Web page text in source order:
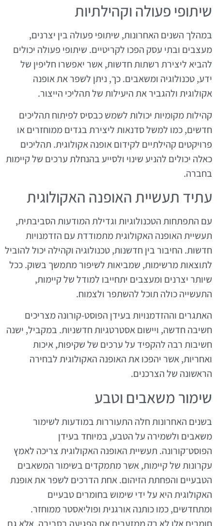
שיתופי פעולה וקהילתיות
במהלך השנים האחרונות, שיתופי פעולה בין יצרנים,
מעצבים ובתי עסק הפכו לקריטיים. שיתופי פעולה יכולים
להביא ליצירת רשתות חדשות, אשר יאפשרו חליפין של
ידע, טכנולוגיה ומשאבים. כך, ניתן לשפר את אופנה
אקולוגית ולהגביר את היעילות של תהליכי הייצור.
קהילות מקומיות יכולות לשמש כבסיס לפיתוח תהליכים
חדשים, כמו למשל סדנאות ליצירת בגדים ממוחזרים או
פרויקטים קהילתיים לקידום אופנה אקולוגית. תהליכים
כאלה יכולים להניע שינוי ולסייע בהנחלת ערכים של קיימות
בחברה.
עתיד תעשיית האופנה האקולוגית
עם התפתחות הטכנולוגיות וגדילת המודעות הסביבתית,
תעשיית האופנה האקולוגית מתמודדת עם הזדמנויות
חדשות. החיבור בין חדשנות, טכנולוגיה וקהילה יכול להוביל
לתוצאות מרשימות, שמביאות לשיפור מתמשך בשוק. ככל
שיותר יצרנים ומעצבים יתחייבו למודל של קיימות,
התעשייה כולה תוכל להשתפר ולצמוח.
האתגרים וההזדמנויות בעידן הפוסט-קורונה מצריכים
חשיבה חדשה, ויישום אסטרטגיות חדשניות. במקביל, ישנה
חשיבות רבה להקפיד על ערכים של שקיפות, איכות
ואחריות, אשר יהפכו את האופנה האקולוגית לבחירה
הראשונה של הצרכנים.
שימור משאבים וטבע
בשנים האחרונות חלה התעוררות במודעות לשימור
משאבים ולשמירה על הטבע, במיוחד בעידן
הפוסט־קורונה. תעשיית האופנה האקולוגית צריכה לאמץ
עקרונות של קיימות, אשר מתמקדים בשימור המשאבים
הטבעיים והפחתת הזיהום. אחת הדרכים לשפר את אופנת
האקולוגית היא על ידי שימוש בחומרים טבעיים
ומתחדשים, כמו כותנה אורגנית ופוליאסטר ממוחזר.
חומרים אלו לא רק ממזערים את הפגיעה בסביבה, אלא גם